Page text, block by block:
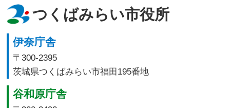
つくばみらい市役所
伊奈庁舎
〒300-2395
茨城県つくばみらい市福田195番地
谷和原庁舎